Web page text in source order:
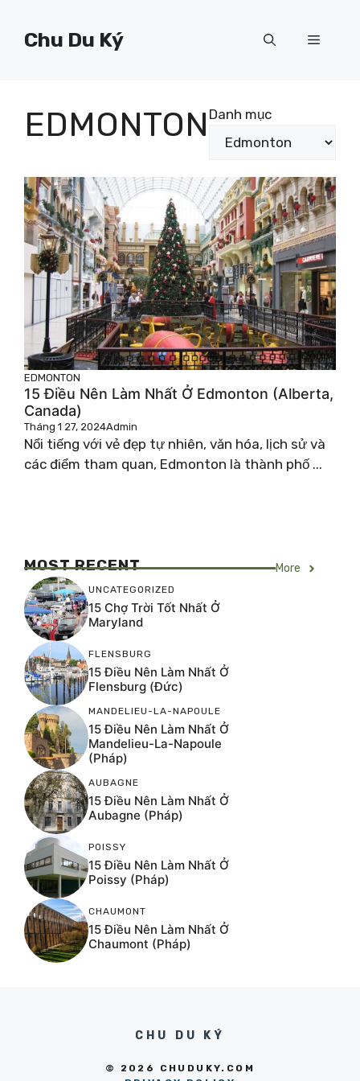
Chu Du Ký Menu
EDMONTON Danh mục
EDMONTON
15 Điều Nên Làm Nhất Ở Edmonton (Alberta,
Canada)
Tháng 1 27, 2024Admin
Nổi tiếng với vẻ đẹp tự nhiên, văn hóa, lịch sử và
các điểm tham quan, Edmonton là thành phố ...
MOST RECENT More
UNCATEGORIZED
15 Chợ Trời Tốt Nhất Ở
Maryland
FLENSBURG
15 Điều Nên Làm Nhất Ở
Flensburg (Đức)
MANDELIEU-LA-NAPOULE
15 Điều Nên Làm Nhất Ở
Mandelieu-La-Napoule
(Pháp)
AUBAGNE
15 Điều Nên Làm Nhất Ở
Aubagne (Pháp)
POISSY
15 Điều Nên Làm Nhất Ở
Poissy (Pháp)
CHAUMONT
15 Điều Nên Làm Nhất Ở
Chaumont (Pháp)
CHU DU KÝ
© 2026 CHUDUKY.COM